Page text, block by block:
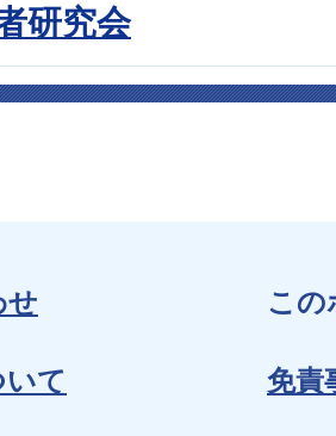
研究会
せ この
て 免責